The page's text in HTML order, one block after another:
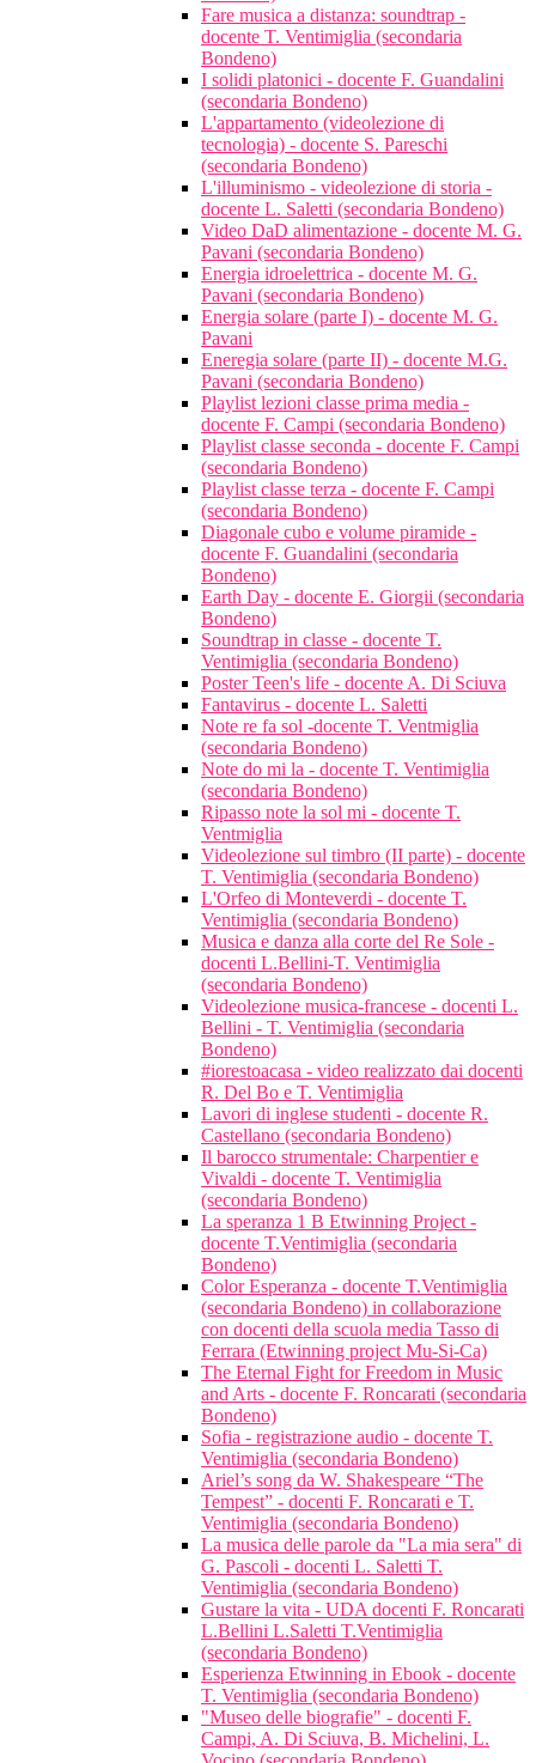
Fare musica a distanza: soundtrap -
docente T. Ventimiglia (secondaria
Bondeno)
I solidi platonici - docente F. Guandalini
(secondaria Bondeno)
L'appartamento (videolezione di
tecnologia) - docente S. Pareschi
(secondaria Bondeno)
L'illuminismo - videolezione di storia -
docente L. Saletti (secondaria Bondeno)
Video DaD alimentazione - docente M. G.
Pavani (secondaria Bondeno)
Energia idroelettrica - docente M. G.
Pavani (secondaria Bondeno)
Energia solare (parte I) - docente M. G.
Pavani
Eneregia solare (parte II) - docente M.G.
Pavani (secondaria Bondeno)
Playlist lezioni classe prima media -
docente F. Campi (secondaria Bondeno)
Playlist classe seconda - docente F. Campi
(secondaria Bondeno)
Playlist classe terza - docente F. Campi
(secondaria Bondeno)
Diagonale cubo e volume piramide -
docente F. Guandalini (secondaria
Bondeno)
Earth Day - docente E. Giorgii (secondaria
Bondeno)
Soundtrap in classe - docente T.
Ventimiglia (secondaria Bondeno)
Poster Teen's life - docente A. Di Sciuva
Fantavirus - docente L. Saletti
Note re fa sol -docente T. Ventmiglia
(secondaria Bondeno)
Note do mi la - docente T. Ventimiglia
(secondaria Bondeno)
Ripasso note la sol mi - docente T.
Ventmiglia
Videolezione sul timbro (II parte) - docente
T. Ventimiglia (secondaria Bondeno)
L'Orfeo di Monteverdi - docente T.
Ventimiglia (secondaria Bondeno)
Musica e danza alla corte del Re Sole -
docenti L.Bellini-T. Ventimiglia
(secondaria Bondeno)
Videolezione musica-francese - docenti L.
Bellini - T. Ventimiglia (secondaria
Bondeno)
#iorestoacasa - video realizzato dai docenti
R. Del Bo e T. Ventimiglia
Lavori di inglese studenti - docente R.
Castellano (secondaria Bondeno)
Il barocco strumentale: Charpentier e
Vivaldi - docente T. Ventimiglia
(secondaria Bondeno)
La speranza 1 B Etwinning Project -
docente T.Ventimiglia (secondaria
Bondeno)
Color Esperanza - docente T.Ventimiglia
(secondaria Bondeno) in collaborazione
con docenti della scuola media Tasso di
Ferrara (Etwinning project Mu-Si-Ca)
The Eternal Fight for Freedom in Music
and Arts - docente F. Roncarati (secondaria
Bondeno)
Sofia - registrazione audio - docente T.
Ventimiglia (secondaria Bondeno)
Ariel’s song da W. Shakespeare “The
Tempest” - docenti F. Roncarati e T.
Ventimiglia (secondaria Bondeno)
La musica delle parole da "La mia sera" di
G. Pascoli - docenti L. Saletti T.
Ventimiglia (secondaria Bondeno)
Gustare la vita - UDA docenti F. Roncarati
L.Bellini L.Saletti T.Ventimiglia
(secondaria Bondeno)
Esperienza Etwinning in Ebook - docente
T. Ventimiglia (secondaria Bondeno)
"Museo delle biografie" - docenti F.
Campi, A. Di Sciuva, B. Michelini, L.